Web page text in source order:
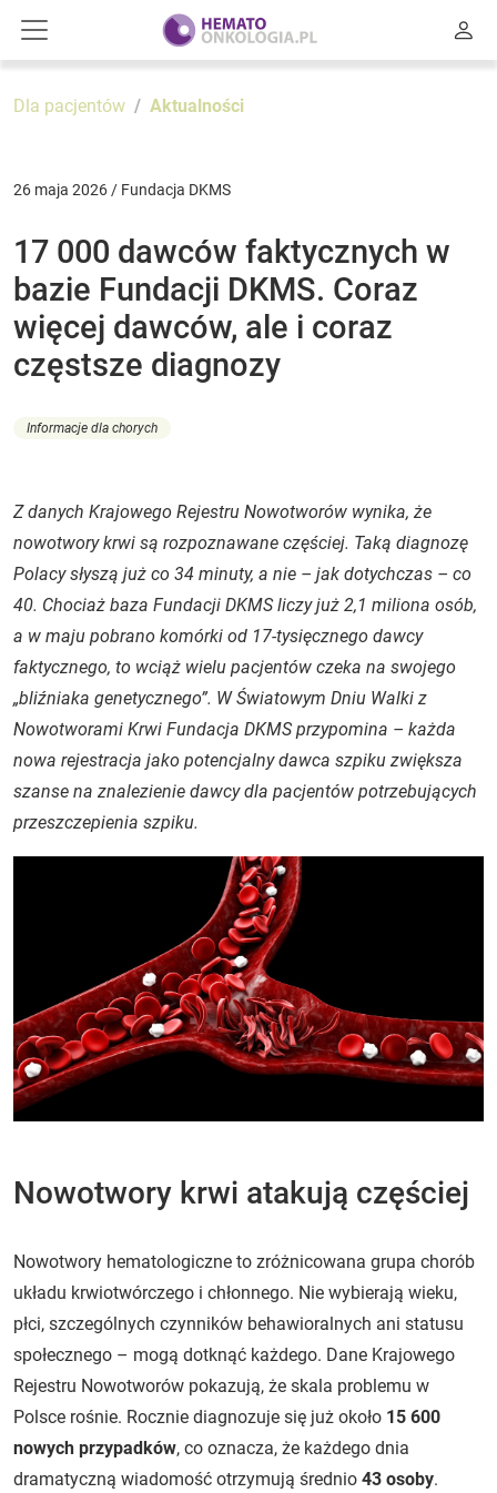
Dla pacjentów Aktualności
26 maja 2026 / Fundacja DKMS
17 000 dawców faktycznych w
bazie Fundacji DKMS. Coraz
więcej dawców, ale i coraz
częstsze diagnozy
Informacje dla chorych
Z danych Krajowego Rejestru Nowotworów wynika, że
nowotwory krwi są rozpoznawane częściej. Taką diagnozę
Polacy słyszą już co 34 minuty, a nie – jak dotychczas – co
40. Chociaż baza Fundacji DKMS liczy już 2,1 miliona osób,
a w maju pobrano komórki od 17-tysięcznego dawcy
faktycznego, to wciąż wielu pacjentów czeka na swojego
„bliźniaka genetycznego”. W Światowym Dniu Walki z
Nowotworami Krwi Fundacja DKMS przypomina – każda
nowa rejestracja jako potencjalny dawca szpiku zwiększa
szanse na znalezienie dawcy dla pacjentów potrzebujących
przeszczepienia szpiku.
Nowotwory krwi atakują częściej
Nowotwory hematologiczne to zróżnicowana grupa chorób
układu krwiotwórczego i chłonnego. Nie wybierają wieku,
płci, szczególnych czynników behawioralnych ani statusu
społecznego – mogą dotknąć każdego. Dane Krajowego
Rejestru Nowotworów pokazują, że skala problemu w
Polsce rośnie. Rocznie diagnozuje się już około 15 600
nowych przypadków, co oznacza, że każdego dnia
dramatyczną wiadomość otrzymują średnio 43 osoby.